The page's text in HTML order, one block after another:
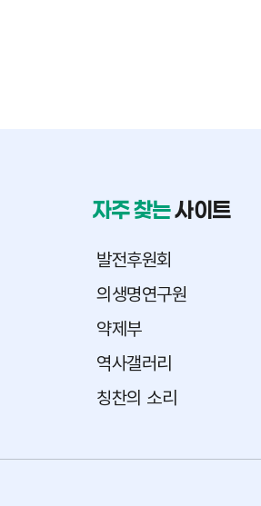
자주 찾는사이트
발전후원회
의생명연구원
약제부
역사갤러리
칭찬의 소리